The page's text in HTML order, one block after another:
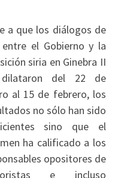
a que los diálogos de
entre el Gobierno y la
siria en Ginebra II
del 22 de
al 15 de febrero, los
no sólo han sido
sino que el
ha calificado a los
opositores de
e incluso